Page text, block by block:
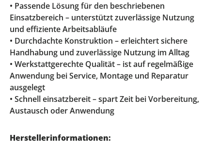
• Passende Lösung für den beschriebenen
Einsatzbereich – unterstützt zuverlässige Nutzung
und effiziente Arbeitsabläufe
• Durchdachte Konstruktion – erleichtert sichere
Handhabung und zuverlässige Nutzung im Alltag
• Werkstattgerechte Qualität – ist auf regelmäßige
Anwendung bei Service, Montage und Reparatur
ausgelegt
• Schnell einsatzbereit – spart Zeit bei Vorbereitung,
Austausch oder Anwendung
Herstellerinformationen: